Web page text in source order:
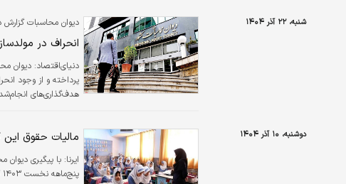
شنبه، ۲۲ آذر ۱۴۰۴ دیوان محاسبات گزارش
انحراف در
دنیای‌اقتصاد: دیوان
پرداخته و از وجود
هدف‌گذاری‌های
دوشنبه، ۱۰ آذر ۱۴۰۴ مالیات حقوق
ایرنا:
پنج‌ماهه نخست ۱۴۰۳ کاهش یافت.